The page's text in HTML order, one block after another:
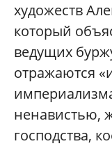
художеств
который
ведущих
отражаются
ненавистью,
господства,